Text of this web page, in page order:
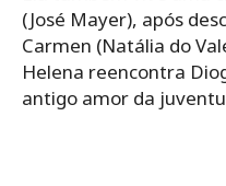
(José Mayer), após
Carmen (Natália do
Helena reencontra
antigo amor da